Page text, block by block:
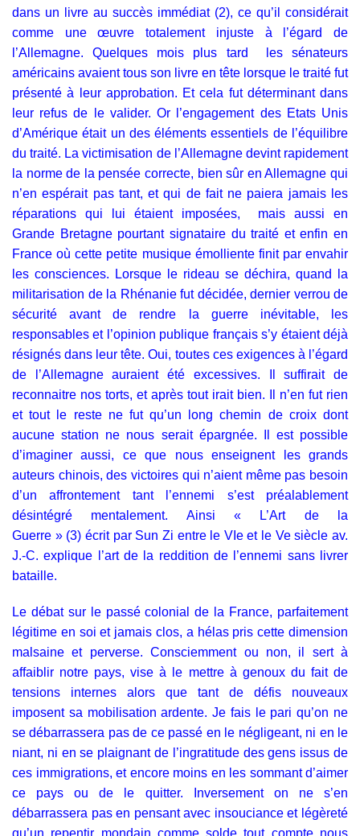
dans un livre au succès immédiat (2), ce qu’il considérait
comme une œuvre totalement injuste à l’égard de
l’Allemagne. Quelques mois plus tard les sénateurs
américains avaient tous son livre en tête lorsque le traité fut
présenté à leur approbation. Et cela fut déterminant dans
leur refus de le valider. Or l’engagement des Etats Unis
d’Amérique était un des éléments essentiels de l’équilibre
du traité. La victimisation de l’Allemagne devint rapidement
la norme de la pensée correcte, bien sûr en Allemagne qui
n’en espérait pas tant, et qui de fait ne paiera jamais les
réparations qui lui étaient imposées, mais aussi en
Grande Bretagne pourtant signataire du traité et enfin en
France où cette petite musique émolliente finit par envahir
les consciences. Lorsque le rideau se déchira, quand la
militarisation de la Rhénanie fut décidée, dernier verrou de
sécurité avant de rendre la guerre inévitable, les
responsables et l’opinion publique français s’y étaient déjà
résignés dans leur tête. Oui, toutes ces exigences à l’égard
de l’Allemagne auraient été excessives. Il suffirait de
reconnaitre nos torts, et après tout irait bien. Il n’en fut rien
et tout le reste ne fut qu’un long chemin de croix dont
aucune station ne nous serait épargnée. Il est possible
d’imaginer aussi, ce que nous enseignent les grands
auteurs chinois, des victoires qui n’aient même pas besoin
d’un affrontement tant l’ennemi s’est préalablement
désintégré mentalement. Ainsi « L’Art de la
Guerre » (3) écrit par Sun Zi entre le VIe et le Ve siècle av.
J.-C. explique l’art de la reddition de l’ennemi sans livrer
bataille.
Le débat sur le passé colonial de la France, parfaitement
légitime en soi et jamais clos, a hélas pris cette dimension
malsaine et perverse. Consciemment ou non, il sert à
affaiblir notre pays, vise à le mettre à genoux du fait de
tensions internes alors que tant de défis nouveaux
imposent sa mobilisation ardente. Je fais le pari qu’on ne
se débarrassera pas de ce passé en le négligeant, ni en le
niant, ni en se plaignant de l’ingratitude des gens issus de
ces immigrations, et encore moins en les sommant d’aimer
ce pays ou de le quitter. Inversement on ne s’en
débarrassera pas en pensant avec insouciance et légèreté
qu’un repentir mondain comme solde tout compte nous